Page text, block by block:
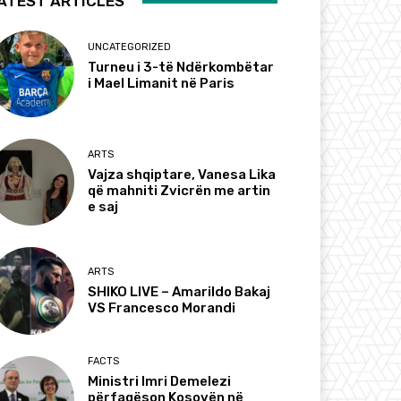
UNCATEGORIZED
Turneu i 3-të Ndërkombëtar
i Mael Limanit në Paris
ARTS
Vajza shqiptare, Vanesa Lika
që mahniti Zvicrën me artin
e saj
ARTS
SHIKO LIVE – Amarildo Bakaj
VS Francesco Morandi
FACTS
Ministri Imri Demelezi
përfaqëson Kosovën në